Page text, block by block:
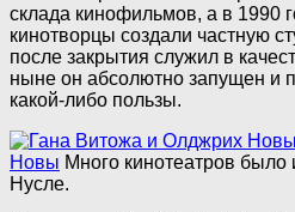
склада кинофильмов, а в 1990
кинотворцы создали частную
после закрытия служил в
ныне он абсолютно запущен и
какой-либо пользы.
Новы Много кинотеатров
Нусле.